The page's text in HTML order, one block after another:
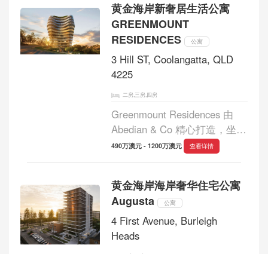
力作，以无可复制的地理优
势，傲立于太平洋纯净沙滩
与...
黄金海岸新奢居生活公寓
GREENMOUNT
RESIDENCES
公寓
3 Hill ST, Coolangatta, QLD
4225
二房,三房,四房
Greenmount Residences 由
Abedian & Co 精心打造，坐落
于 Greenmount 朝北山丘之
巅，共61套精品住宅。项目占
置，既可俯瞰壮阔海岸线，又
享受充足采光与通风条件，在
自然与...
490万澳元 - 1200万澳元 查看详情
黄金海岸海岸奢华住宅公寓
Augusta
公寓
4 First Avenue, Burleigh
Heads